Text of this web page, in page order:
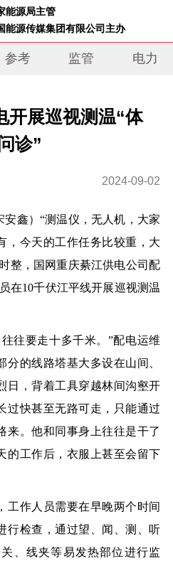
能源局主管
能源传媒集团有限公司主办
参考 监管 电力
开展巡视测温“体
诊”
2024-09-02
安鑫）“测温仪，无人机，大家
，今天的工作任务比较重，大
整，国网重庆綦江供电公司配
在10千伏江平线开展巡视测温
要走十多千米。”配电运维
的线路塔基大多设在山间、
日，背着工具穿越林间沟壑开
过快甚至无路可走，只能通过
来。他和同事身上往往是干了
的工作后，衣服上甚至会留下
作人员需要在早晚两个时间
行检查，通过望、闻、测、听
、线夹等易发热部位进行监